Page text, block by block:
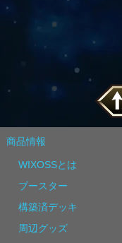
商品情報
WIXOSSとは
ブースター
構築済デッキ
周辺グッズ